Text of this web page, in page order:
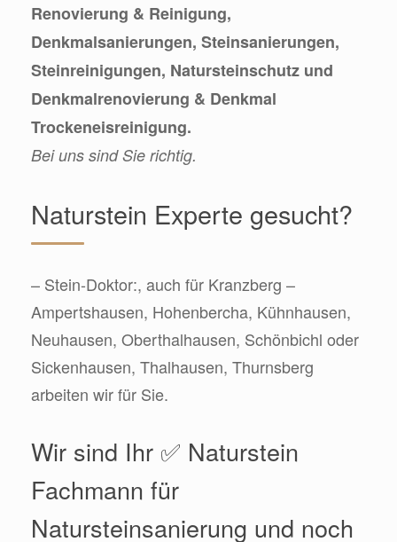
Renovierung & Reinigung,
Denkmalsanierungen, Steinsanierungen,
Steinreinigungen, Natursteinschutz und
Denkmalrenovierung & Denkmal
Trockeneisreinigung.
Bei uns sind Sie richtig.
Naturstein Experte gesucht?
– Stein-Doktor:, auch für Kranzberg –
Ampertshausen, Hohenbercha, Kühnhausen,
Neuhausen, Oberthalhausen, Schönbichl oder
Sickenhausen, Thalhausen, Thurnsberg
arbeiten wir für Sie.
Wir sind Ihr ✅ Naturstein
Fachmann für
Natursteinsanierung und noch